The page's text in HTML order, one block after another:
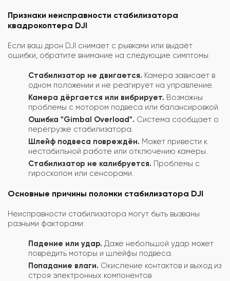
Признаки неисправности стабилизатора
квадрокоптера DJI
Если ваш дрон DJI снимает с рывками или выдаёт
ошибки, обратите внимание на следующие симптомы:
Стабилизатор не двигается. Камера зависает в
одном положении и не реагирует на управление.
Камера дёргается или вибрирует. Возможны
проблемы с мотором подвеса или балансировкой.
Ошибка "Gimbal Overload". Система сообщает о
перегрузке стабилизатора.
Шлейф подвеса повреждён. Может привести к
нестабильной работе или отключению камеры.
Стабилизатор не калибруется. Проблемы с
гироскопом или сенсорами.
Основные причины поломки стабилизатора DJI
Неисправности стабилизатора могут быть вызваны
разными факторами:
Падение или удар. Даже небольшой удар может
повредить моторы и шлейфы подвеса.
Попадание влаги. Окисление контактов и выход из
строя электронных компонентов.